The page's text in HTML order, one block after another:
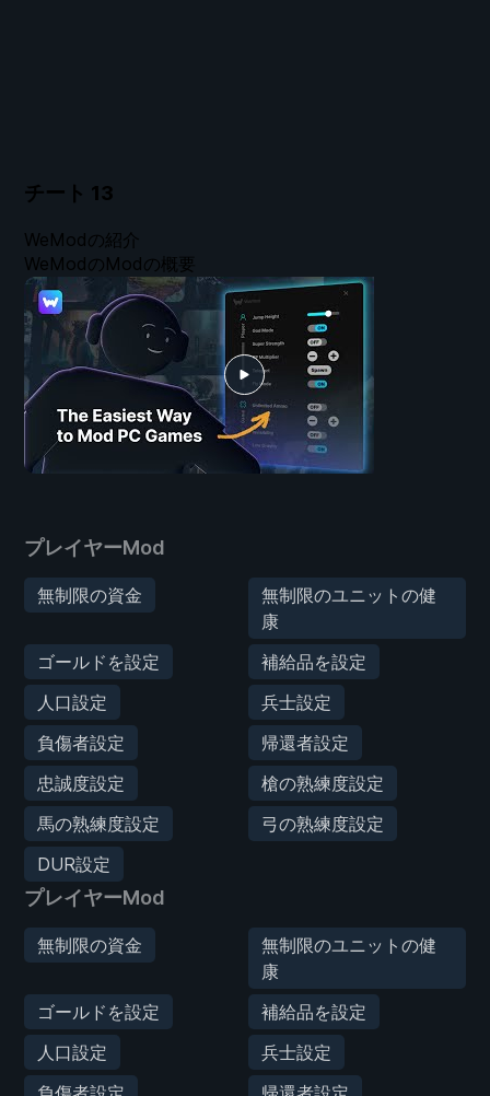
チート 13
プレイヤーMod
無制限の資金
無制限のユニットの健
康
ゴールドを設定
補給品を設定
人口設定
兵士設定
負傷者設定
帰還者設定
忠誠度設定
槍の熟練度設定
馬の熟練度設定
弓の熟練度設定
DUR設定
プレイヤーMod
無制限の資金
無制限のユニットの健
康
ゴールドを設定
補給品を設定
人口設定
兵士設定
WeModの紹介
WeModのModの概要